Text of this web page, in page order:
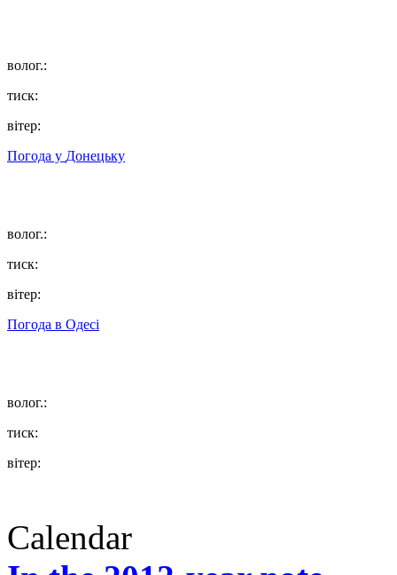
волог.:
тиск:
вітер:
Погода у Донецьку
волог.:
тиск:
вітер:
Погода в Одесі
волог.:
тиск:
вітер:
Calendar